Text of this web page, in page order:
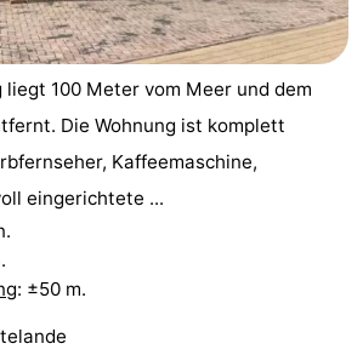
liegt 100 Meter vom Meer und dem
Die Wohnung ist komplett
Kaffeemaschine,
eingerichtete ...
: ±50 m.